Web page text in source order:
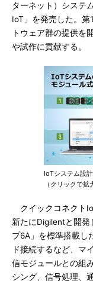
ターネット）システ
IoT」を発売した。
トウェア群の提供を
や試作に貢献する。
IoTシステム設
（クリックで
クイックコネクト
新たにDigilentと開発
プ6A」を標準搭載し
ド接続するなど、マ
信モジュールとの組
シング、信号処理、